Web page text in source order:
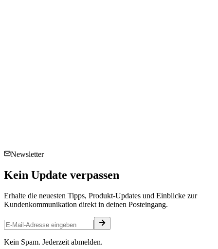
Newsletter
Kein Update verpassen
Erhalte die neuesten Tipps, Produkt-Updates und Einblicke zur
Kundenkommunikation direkt in deinen Posteingang.
Kein Spam. Jederzeit abmelden.